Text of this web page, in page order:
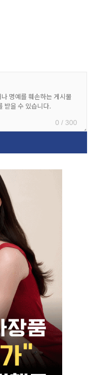
0 / 300